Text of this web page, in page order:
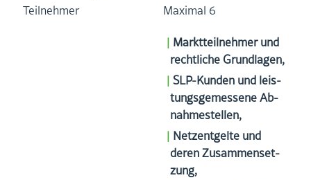
Teil­neh­mer
Ma­xi­mal 6
Markt­teil­neh­mer und
recht­li­che Grund­la­gen,
SLP-Kun­den und leis­
tungs­ge­mes­se­ne Ab­
nah­me­stel­len,
Netz­ent­gel­te und
deren Zu­sam­men­set­
zung,